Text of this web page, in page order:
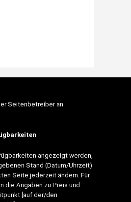
Seitenbetreiber an
angezeigt werden,
Stand (Datum/Uhrzeit)
Seite jederzeit ändern. Für
die Angaben zu Preis und
[auf der/den